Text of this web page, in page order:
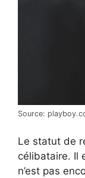
Source:
Le statut de
célibataire. Il
n’est pas